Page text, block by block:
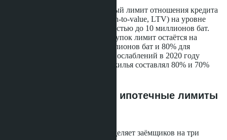
Регулятор сохраняет повышенный лимит отношения кредита
к стоимости недвижимости (loan-to-value, LTV) на уровне
100% для первого жилья стоимостью до 10 миллионов бат.
Для второй и последующих покупок лимит остаётся на
уровне 90% при цене до 10 миллионов бат и 80% для
объектов дороже. До введения послаблений в 2020 году
стандартный LTV для второго жилья составлял 80% и 70%
Как работают текущие ипотечные лимиты
Программа Банка Таиланда разделяет заёмщиков на три